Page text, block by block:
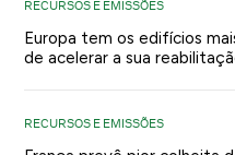
RECURSOS E EMISSÕES
Europa tem os edifícios
de acelerar a sua
RECURSOS E EMISSÕES